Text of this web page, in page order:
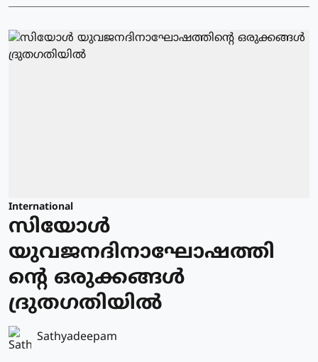
International
സിയോള്‍
യുവജനദിനാഘോഷത്തി
ന്റെ ഒരുക്കങ്ങള്‍
ദ്രുതഗതിയില്‍
Sathyadeepam